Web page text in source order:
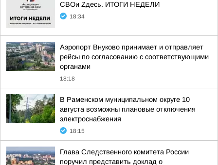
СВОи Zдесь. ИТОГИ НЕДЕЛИ
18:34
Аэропорт Внуково принимает и отправляет
рейсы по согласованию с соответствующими
органами
18:18
В Раменском муниципальном округе 10
августа возможны плановые отключения
электроснабжения
18:15
Глава Следственного комитета России
поручил представить доклад о